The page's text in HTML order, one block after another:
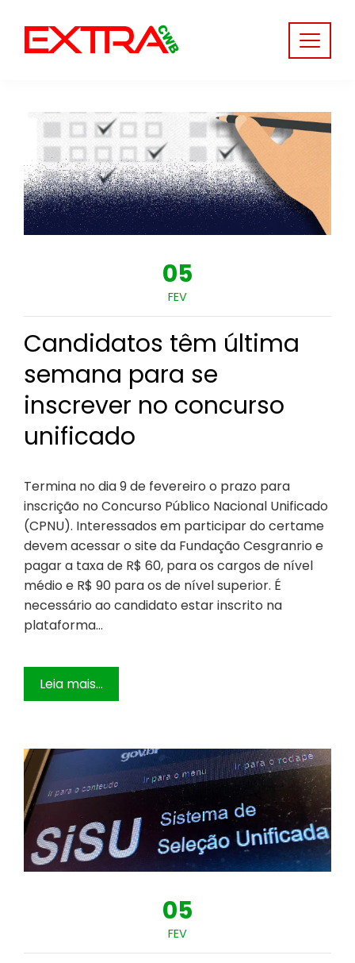
content
05
FEV
Candidatos têm última
semana para se
inscrever no concurso
unificado
Termina no dia 9 de fevereiro o prazo para
inscrição no Concurso Público Nacional Unificado
(CPNU). Interessados em participar do certame
devem acessar o site da Fundação Cesgranrio e
pagar a taxa de R$ 60, para os cargos de nível
médio e R$ 90 para os de nível superior. É
necessário ao candidato estar inscrito na
plataforma…
Leia mais...
05
FEV